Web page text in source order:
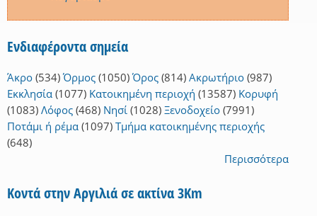
Ενδιαφέροντα σημεία
Άκρο (534) Όρμος (1050) Όρος (814) Ακρωτήριο (987)
Εκκλησία (1077) Κατοικημένη περιοχή (13587) Κορυφή
(1083) Λόφος (468) Νησί (1028) Ξενοδοχείο (7991)
Ποτάμι ή ρέμα (1097) Τμήμα κατοικημένης περιοχής
(648)
Περισσότερα
Κοντά στην Αργιλιά σε ακτίνα 3Km